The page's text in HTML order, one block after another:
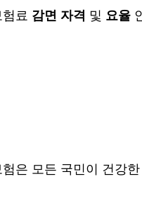
료 감면 자격 및 요율
은 모든 국민이 건강